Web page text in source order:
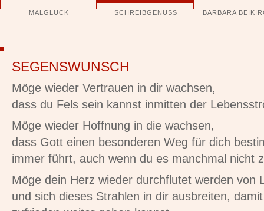
überspringenMALGLÜCK SCHREIBGENUSS BARBARA
SEGENSWUNSCH
Möge wieder Vertrauen in dir wachsen,
dass du Fels sein kannst inmitten der
Möge wieder Hoffnung in die wachsen,
dass Gott einen besonderen Weg für dich
immer führt, auch wenn du es manchmal nicht
Möge dein Herz wieder durchflutet werden von
und sich dieses Strahlen in dir ausbreiten,